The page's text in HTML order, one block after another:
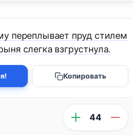
переплывает пруд стилем
слегка взгрустнула.
Копировать
44